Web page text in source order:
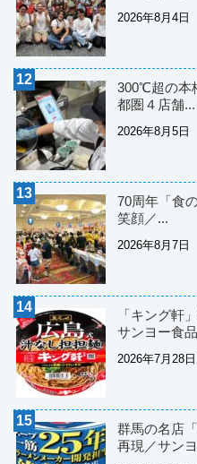
2026年8月4日
300℃超の本
都圏４店舗...
2026年8月5日
70周年「食
笑顔／...
2026年8月7日
「キング軒
サンヨー食
2026年7月28日
群馬の名店
再現／サン